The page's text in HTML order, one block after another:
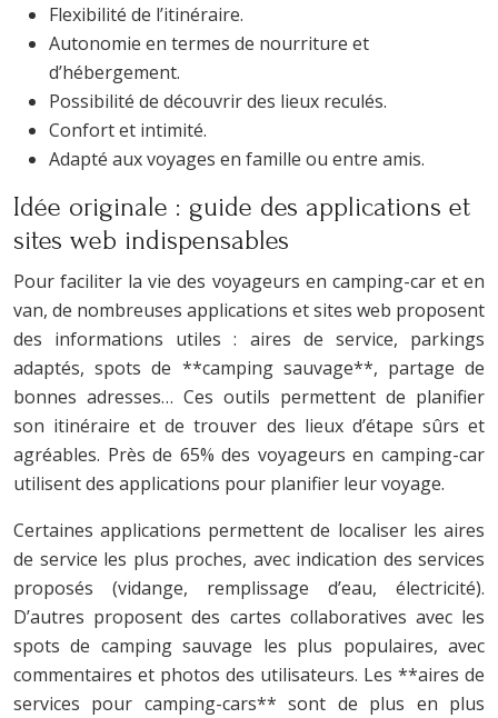
Flexibilité de l’itinéraire.
Autonomie en termes de nourriture et
d’hébergement.
Possibilité de découvrir des lieux reculés.
Confort et intimité.
Adapté aux voyages en famille ou entre amis.
Idée originale : guide des applications et
sites web indispensables
Pour faciliter la vie des voyageurs en camping-car et en
van, de nombreuses applications et sites web proposent
des informations utiles : aires de service, parkings
adaptés, spots de **camping sauvage**, partage de
bonnes adresses… Ces outils permettent de planifier
son itinéraire et de trouver des lieux d’étape sûrs et
agréables. Près de 65% des voyageurs en camping-car
utilisent des applications pour planifier leur voyage.
Certaines applications permettent de localiser les aires
de service les plus proches, avec indication des services
proposés (vidange, remplissage d’eau, électricité).
D’autres proposent des cartes collaboratives avec les
spots de camping sauvage les plus populaires, avec
commentaires et photos des utilisateurs. Les **aires de
services pour camping-cars** sont de plus en plus